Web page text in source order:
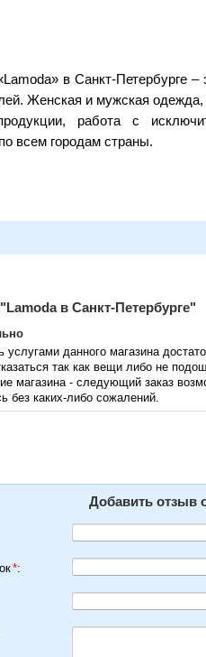
в Санкт-Петербурге
Женская и мужская
работа с
всем городам страны.
в Санкт-Петербурге"
услугами данного магазина
так как вещи либо не
магазина - следующий заказ
без каких-либо сожалений.
Добавить отзыв
*: